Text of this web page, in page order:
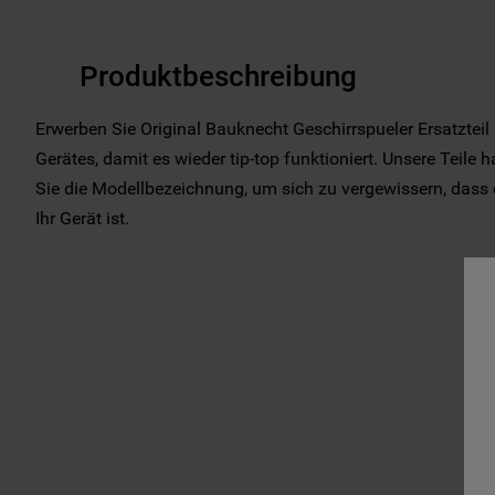
Produktbeschreibung
Erwerben Sie Original Bauknecht Geschirrspueler
Gerätes, damit es wieder tip-top funktioniert. Unsere Teile
Sie die Modellbezeichnung, um sich zu vergewissern,
Ihr Gerät ist.